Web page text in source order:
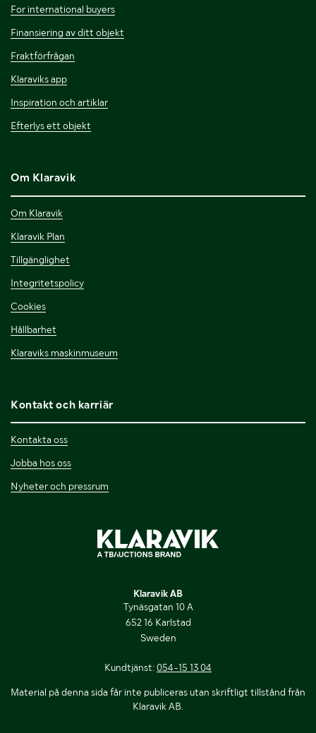
For international buyers
Finansiering av ditt objekt
Fraktförfrågan
Klaraviks app
Inspiration och artiklar
Efterlys ett objekt
Om Klaravik
Om Klaravik
Klaravik Plan
Tillgänglighet
Integritetspolicy
Cookies
Hållbarhet
Klaraviks maskinmuseum
Kontakt och karriär
Kontakta oss
Jobba hos oss
Nyheter och pressrum
Klaravik AB
Tynäsgatan 10 A
652 16 Karlstad
Sweden
Kundtjänst: 054-15 13 04
Material på denna sida får inte publiceras utan skriftligt tillstånd från
Klaravik AB.